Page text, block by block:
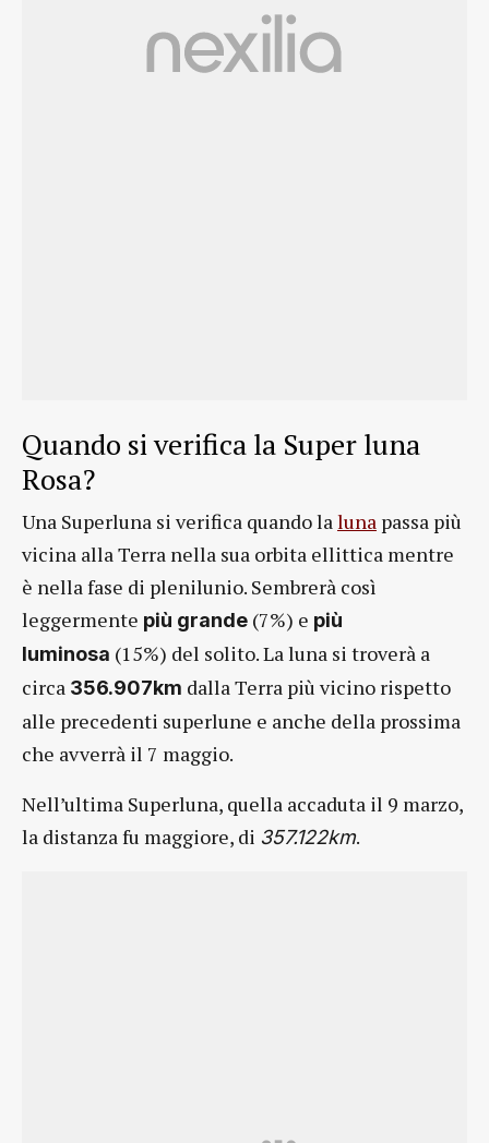
Quando si verifica la Super luna
Rosa?
Una Superluna si verifica quando laluna passa più
vicina alla Terra nella sua orbita ellittica mentre
è nella fase di plenilunio. Sembrerà così
leggermente più grande (7%) e più
luminosa (15%) del solito. La luna si troverà a
circa 356.907km dalla Terra più vicino rispetto
alle precedenti superlune e anche della prossima
che avverrà il 7 maggio.
Nell’ultima Superluna, quella accaduta il 9 marzo,
la distanza fu maggiore, di 357.122km.